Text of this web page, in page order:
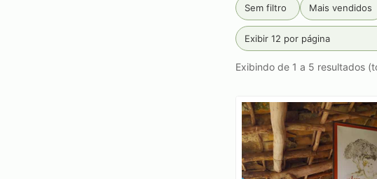
Sem filtro Mais vendidos
Exibir 12 por página
Exibindo de 1 a 5 resultados